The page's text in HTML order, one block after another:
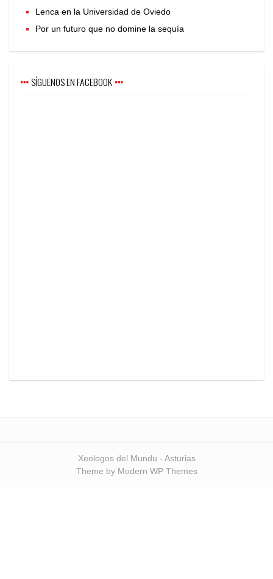
Lenca en la Universidad de Oviedo
Por un futuro que no domine la sequía
SÍGUENOS EN FACEBOOK
Xeologos del Mundu - Asturias
Theme by Modern WP Themes